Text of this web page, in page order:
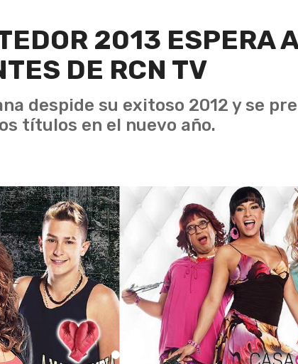
2013 ESPERA
DE RCN TV
despide su exitoso 2012 y se
títulos en el nuevo año.